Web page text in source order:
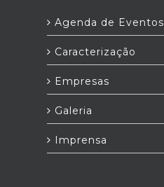
Agenda de Eventos
Caracterização
Empresas
Galeria
Imprensa